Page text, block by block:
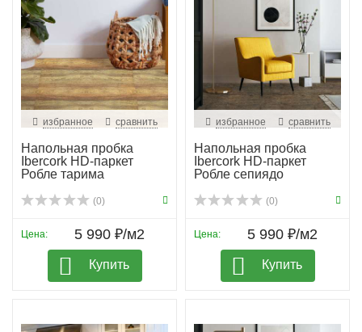
избранное сравнить
Напольная пробка
Ibercork HD-паркет
Робле тарима
(0)
Цена: 5 990 ₽/м2
Купить
избранное сравнить
Напольная пробка
Ibercork HD-паркет
Робле сепиядо
(0)
Цена: 5 990 ₽/м2
Купить